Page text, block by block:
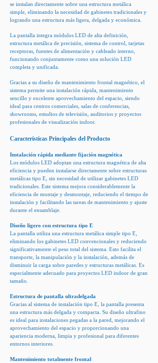
se instalan directamente sobre una estructura metálica
simple, eliminando la necesidad de gabinetes tradicionales y
logrando una estructura más ligera, delgada y económica.
La pantalla integra módulos LED de alta definición,
estructura metálica de precisión, sistema de control, tarjetas
receptoras, fuentes de alimentación y cableado interno,
funcionando conjuntamente como una solución LED
completa y unificada.
Gracias a su diseño de mantenimiento frontal magnético, el
sistema permite una instalación rápida, mantenimiento
sencillo y excelente aprovechamiento del espacio, siendo
ideal para centros comerciales, salas de conferencias,
showrooms, estudios de televisión, auditorios y proyectos
profesionales de visualización indoor.
Características Principales del Producto
Instalación rápida mediante fijación magnética
Los módulos LED adoptan una estructura magnética de alta
eficiencia y pueden instalarse directamente sobre estructuras
metálicas tipo E, sin necesidad de utilizar gabinetes LED
tradicionales. Este sistema mejora considerablemente la
eficiencia de montaje y desmontaje, reduciendo el tiempo de
instalación y facilitando las tareas de mantenimiento y ajuste
durante el ensamblaje.
Diseño ligero con estructura tipo E
La pantalla utiliza una estructura metálica simple tipo E,
eliminando los gabinetes LED convencionales y reduciendo
significativamente el peso total del sistema. Esto facilita el
transporte, la manipulación y la instalación, además de
disminuir la carga sobre paredes y estructuras metálicas. Es
especialmente adecuado para proyectos LED indoor de gran
tamaño.
Estructura de pantalla ultradelgada
Gracias al sistema de instalación tipo E, la pantalla presenta
una estructura más delgada y compacta. Su diseño ultrafino
es ideal para instalaciones pegadas a la pared, mejorando el
aprovechamiento del espacio y proporcionando una
apariencia moderna, limpia y profesional para diferentes
entornos interiores.
Mantenimiento totalmente frontal